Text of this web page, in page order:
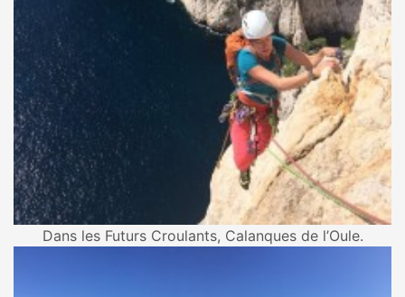
Dans les Futurs Croulants, Calanques de l’Oule.